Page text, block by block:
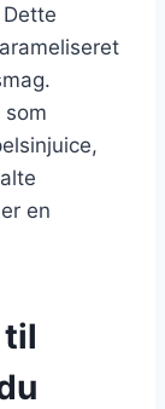
som
en
til